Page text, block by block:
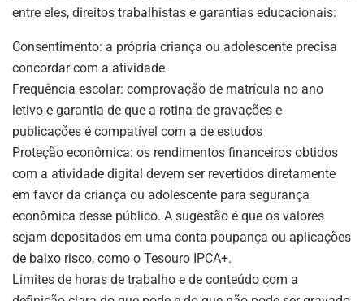
entre eles, direitos trabalhistas e garantias educacionais:
Consentimento: a própria criança ou adolescente precisa
concordar com a atividade
Frequência escolar: comprovação de matrícula no ano
letivo e garantia de que a rotina de gravações e
publicações é compatível com a de estudos
Proteção econômica: os rendimentos financeiros obtidos
com a atividade digital devem ser revertidos diretamente
em favor da criança ou adolescente para segurança
econômica desse público. A sugestão é que os valores
sejam depositados em uma conta poupança ou aplicações
de baixo risco, como o Tesouro IPCA+.
Limites de horas de trabalho e de conteúdo com a